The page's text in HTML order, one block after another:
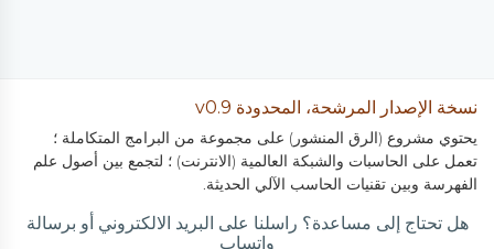
نسخة الإصدار المرشحة، المحدودة v0.9
يحتوي مشروع (الرق المنشور) على مجموعة من البرامج المتكاملة ؛
تعمل على الحاسبات والشبكة العالمية (الانترنت) ؛ لتجمع بين أصول علم
الفهرسة وبين تقنيات الحاسب الآلي الحديثة.
هل تحتاج إلى مساعدة؟ راسلنا على البريد الالكتروني أو برسالة
واتساب